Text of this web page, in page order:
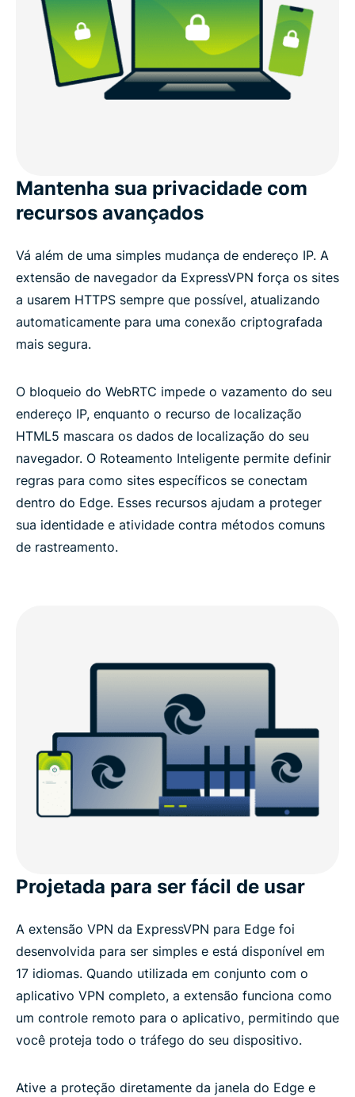
Mantenha sua privacidade com
recursos avançados
Vá além de uma simples mudança de endereço IP. A
extensão de navegador da ExpressVPN força os sites
a usarem HTTPS sempre que possível, atualizando
automaticamente para uma conexão criptografada
mais segura.
O bloqueio do WebRTC impede o vazamento do seu
endereço IP, enquanto o recurso de localização
HTML5 mascara os dados de localização do seu
navegador. O Roteamento Inteligente permite definir
regras para como sites específicos se conectam
dentro do Edge. Esses recursos ajudam a proteger
sua identidade e atividade contra métodos comuns
de rastreamento.
Projetada para ser fácil de usar
A extensão VPN da ExpressVPN para Edge foi
desenvolvida para ser simples e está disponível em
17 idiomas. Quando utilizada em conjunto com o
aplicativo VPN completo, a extensão funciona como
um controle remoto para o aplicativo, permitindo que
você proteja todo o tráfego do seu dispositivo.
Ative a proteção diretamente da janela do Edge e